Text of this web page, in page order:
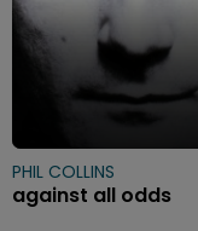
PHIL COLLINS
against all odds